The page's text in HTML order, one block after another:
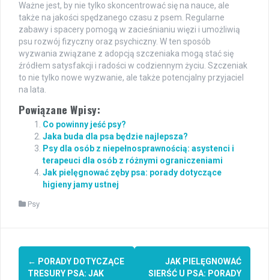
Ważne jest, by nie tylko skoncentrować się na nauce, ale
także na jakości spędzanego czasu z psem. Regularne
zabawy i spacery pomogą w zacieśnianiu więzi i umożliwią
psu rozwój fizyczny oraz psychiczny. W ten sposób
wyzwania związane z adopcją szczeniaka mogą stać się
źródłem satysfakcji i radości w codziennym życiu. Szczeniak
to nie tylko nowe wyzwanie, ale także potencjalny przyjaciel
na lata.
Powiązane Wpisy:
Co powinny jeść psy?
Jaka buda dla psa będzie najlepsza?
Psy dla osób z niepełnosprawnością: asystenci i
terapeuci dla osób z różnymi ograniczeniami
Jak pielęgnować zęby psa: porady dotyczące
higieny jamy ustnej
Psy
Post
← PORADY DOTYCZĄCE
TRESURY PSA: JAK
JAK PIELĘGNOWAĆ
SIERŚĆ U PSA: PORADY